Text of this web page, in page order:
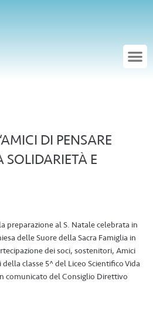
DI PENSARE
SOLIDARIETÀ E
preparazione al S. Natale celebrata in
delle Suore della Sacra Famiglia in
dei soci, sostenitori, Amici
classe 5^ del Liceo Scientifico Vida
comunicato del Consiglio Direttivo